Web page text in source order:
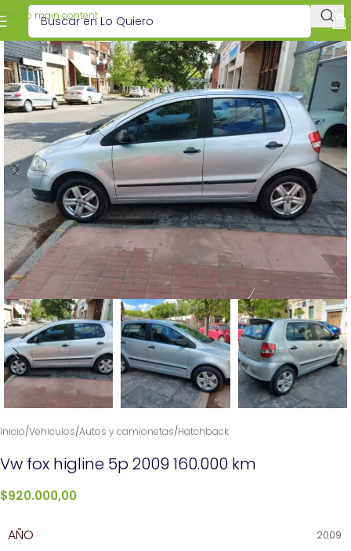
Skip to main content
Inicio/Vehiculos/Autos y camionetas/Hatchback
Vw fox higline 5p 2009 160.000 km
$920.000,00
AÑO 2009